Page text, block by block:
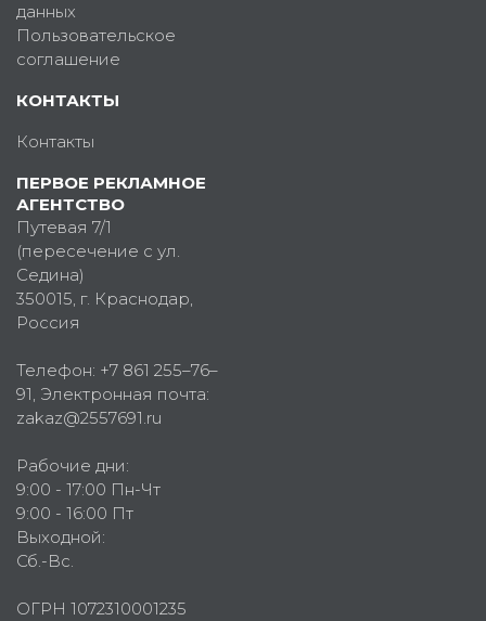
данных
Пользовательское
соглашение
КОНТАКТЫ
Контакты
ПЕРВОЕ РЕКЛАМНОЕ
АГЕНТСТВО
Путевая 7/1
(пересечение с ул.
Седина)
350015, г. Краснодар,
Россия
Телефон: +7 861 255–76–
91, Электронная почта:
zakaz@2557691.ru
Рабочие дни:
9:00 - 17:00 Пн-Чт
9:00 - 16:00 Пт
Выходной:
Сб.-Вс.
ОГРН 1072310001235